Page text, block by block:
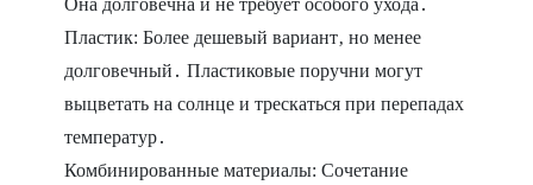
Она долговечна и не требует особого ухода․
Пластик: Более дешевый вариант‚ но менее
долговечный․ Пластиковые поручни могут
выцветать на солнце и трескаться при перепадах
температур․
Комбинированные материалы: Сочетание